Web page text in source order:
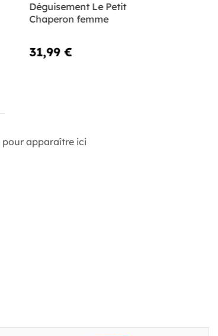
Déguisement Le Petit
Chaperon femme
31,99 €
pour apparaître ici